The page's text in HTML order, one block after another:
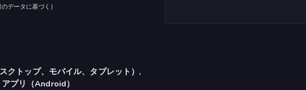
データに基づく )
クトップ、モバイル、タブレット）,
プリ（Android）